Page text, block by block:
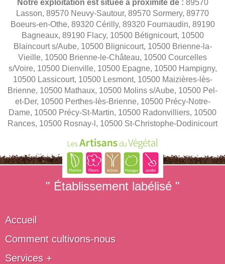
Notre exploitation est située à proximité de : 89570
Lasson, 89570 Neuvy-Sautour, 89570 Sormery, 89770
Boeurs-en-Othe, 89320 Cérilly, 89320 Fournaudin, 89190
Bagneaux, 89190 Flacy, 10500 Bétignicourt, 10500
Blaincourt s/Aube, 10500 Blignicourt, 10500 Brienne-la-
Vieille, 10500 Brienne-le-Château, 10500 Courcelles
s/Voire, 10500 Dienville, 10500 Epagne, 10500 Hampigny,
10500 Lassicourt, 10500 Lesmont, 10500 Maizières-lès-
Brienne, 10500 Mathaux, 10500 Molins s/Aube, 10500 Pel-
et-Der, 10500 Perthes-lès-Brienne, 10500 Précy-Notre-
Dame, 10500 Précy-St-Martin, 10500 Radonvilliers, 10500
Rances, 10500 Rosnay-l, 10500 St-Christophe-Dodinicourt
" Établissement labélisé "
Accueil
Comment cultivons-nous
Services +